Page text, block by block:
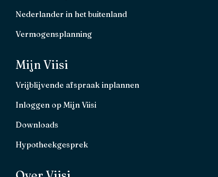
Nederlander in het buitenland
Vermogensplanning
Mijn Viisi
Vrijblijvende afspraak inplannen
Inloggen op Mijn Viisi
Downloads
Hypotheekgesprek